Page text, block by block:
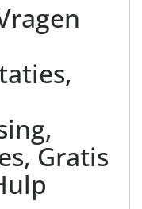
Gratis